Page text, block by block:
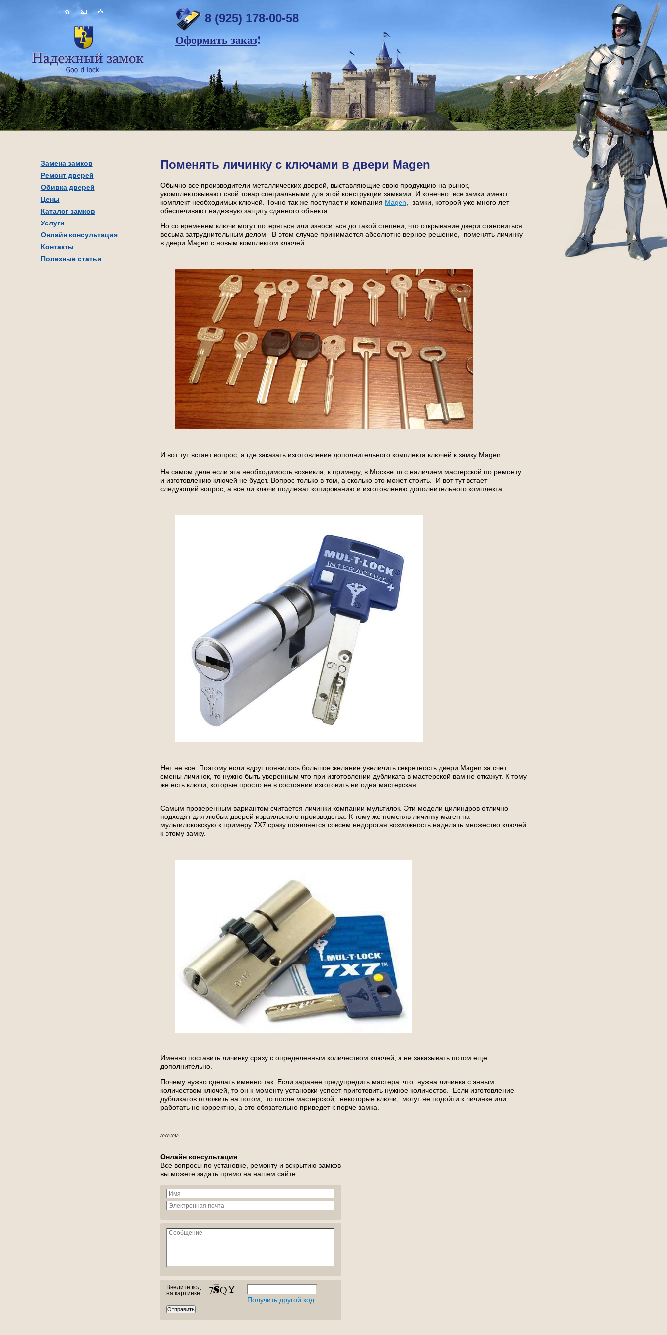
8 (925) 178-00-58
Оформить заказ!
Замена замков
Ремонт дверей
Обивка дверей
Цены
Каталог замков
Услуги
Онлайн консультация
Контакты
Полезные статьи
Поменять личинку с ключами в двери Magen
Обычно все производители металлических дверей, выставляющие свою продукцию на рынок,
укомплектовывают свой товар специальными для этой конструкции замками. И конечно все замки имеют
комплект необходимых ключей. Точно так же поступает и компания Magen, замки, которой уже много лет
обеспечивают надежную защиту сданного объекта.
Но со временем ключи могут потеряться или износиться до такой степени, что открывание двери становиться
весьма затруднительным делом. В этом случае принимается абсолютно верное решение, поменять личинку
в двери Magen с новым комплектом ключей.
И вот тут встает вопрос, а где заказать изготовление дополнительного комплекта ключей к замку Magen.
На самом деле если эта необходимость возникла, к примеру, в Москве то с наличием мастерской по ремонту
и изготовлению ключей не будет. Вопрос только в том, а сколько это может стоить. И вот тут встает
следующий вопрос, а все ли ключи подлежат копированию и изготовлению дополнительного комплекта.
Нет не все. Поэтому если вдруг появилось большое желание увеличить секретность двери Magen за счет
смены личинок, то нужно быть уверенным что при изготовлении дубликата в мастерской вам не откажут. К тому
же есть ключи, которые просто не в состоянии изготовить ни одна мастерская.
Самым проверенным вариантом считается личинки компании мультилок. Эти модели цилиндров отлично
подходят для любых дверей израильского производства. К тому же поменяв личинку маген на
мультилоковскую к примеру 7Х7 сразу появляется совсем недорогая возможность наделать множество ключей
к этому замку.
Именно поставить личинку сразу с определенным количеством ключей, а не заказывать потом еще
дополнительно.
Почему нужно сделать именно так. Если заранее предупредить мастера, что нужна личинка с энным
количеством ключей, то он к моменту установки успеет приготовить нужное количество. Если изготовление
дубликатов отложить на потом, то после мастерской, некоторые ключи, могут не подойти к личинке или
работать не корректно, а это обязательно приведет к порче замка.
30.08.2018
Онлайн консультация
Все вопросы по установке, ремонту и вскрытию замков
вы можете задать прямо на нашем сайте
Введите код
на картинке
Получить другой код